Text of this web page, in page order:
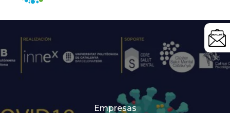
Categories
Empresas